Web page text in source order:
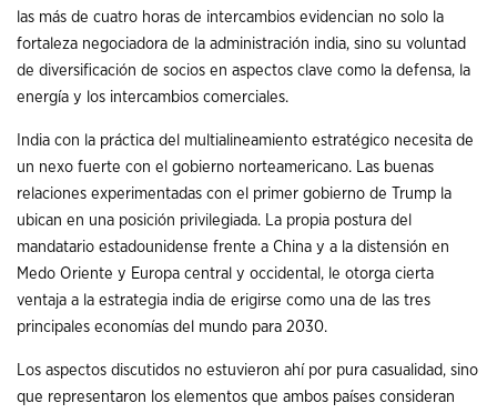
las más de cuatro horas de intercambios evidencian no solo la
fortaleza negociadora de la administración india, sino su voluntad
de diversificación de socios en aspectos clave como la defensa, la
energía y los intercambios comerciales.
India con la práctica del multialineamiento estratégico necesita de
un nexo fuerte con el gobierno norteamericano. Las buenas
relaciones experimentadas con el primer gobierno de Trump la
ubican en una posición privilegiada. La propia postura del
mandatario estadounidense frente a China y a la distensión en
Medo Oriente y Europa central y occidental, le otorga cierta
ventaja a la estrategia india de erigirse como una de las tres
principales economías del mundo para 2030.
Los aspectos discutidos no estuvieron ahí por pura casualidad, sino
que representaron los elementos que ambos países consideran